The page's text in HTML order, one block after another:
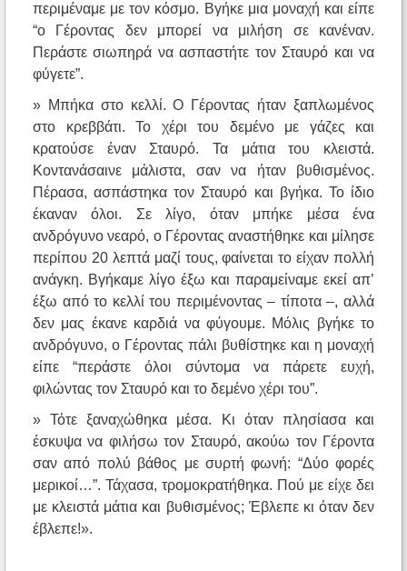
περιμέναμε με τον κόσμο. Βγήκε μια μοναχή και είπε
“ο Γέροντας δεν μπορεί να μιλήση σε κανέναν.
Περάστε σιωπηρά να ασπαστήτε τον Σταυρό και να
φύγετε”.
» Μπήκα στο κελλί. Ο Γέροντας ήταν ξαπλωμένος
στο κρεββάτι. Το χέρι του δεμένο με γάζες και
κρατούσε έναν Σταυρό. Τα μάτια του κλειστά.
Κοντανάσαινε μάλιστα, σαν να ήταν βυθισμένος.
Πέρασα, ασπάστηκα τον Σταυρό και βγήκα. Το ίδιο
έκαναν όλοι. Σε λίγο, όταν μπήκε μέσα ένα
ανδρόγυνο νεαρό, ο Γέροντας αναστήθηκε και μίλησε
περίπου 20 λεπτά μαζί τους, φαίνεται το είχαν πολλή
ανάγκη. Βγήκαμε λίγο έξω και παραμείναμε εκεί απ’
έξω από το κελλί του περιμένοντας – τίποτα –, αλλά
δεν μας έκανε καρδιά να φύγουμε. Μόλις βγήκε το
ανδρόγυνο, ο Γέροντας πάλι βυθίστηκε και η μοναχή
είπε “περάστε όλοι σύντομα να πάρετε ευχή,
φιλώντας τον Σταυρό και το δεμένο χέρι του”.
» Τότε ξαναχώθηκα μέσα. Κι όταν πλησίασα και
έσκυψα να φιλήσω τον Σταυρό, ακούω τον Γέροντα
σαν από πολύ βάθος με συρτή φωνή: “Δύο φορές
μερικοί…”. Τάχασα, τρομοκρατήθηκα. Πού με είχε δει
με κλειστά μάτια και βυθισμένος; Έβλεπε κι όταν δεν
έβλεπε!».